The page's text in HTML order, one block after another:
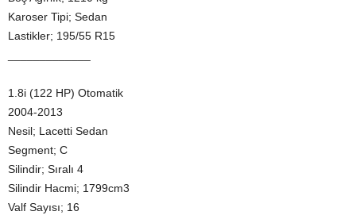
Karoser Tipi; Sedan
Lastikler; 195/55 R15
1.8i (122 HP) Otomatik
2004-2013
Nesil; Lacetti Sedan
Segment; C
Silindir; Sıralı 4
Silindir Hacmi; 1799cm3
Valf Sayısı; 16